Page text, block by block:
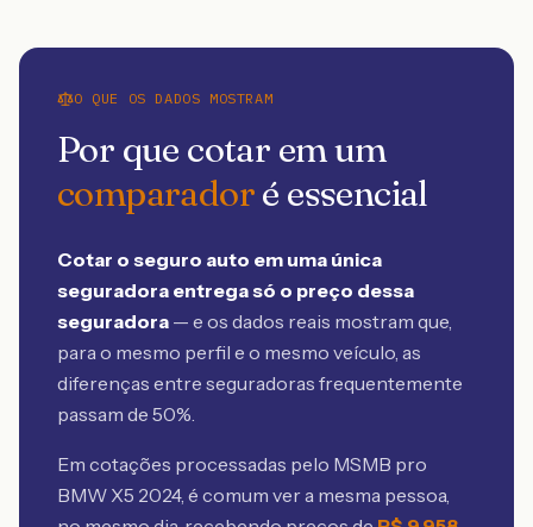
O QUE OS DADOS MOSTRAM
Por que cotar em um
comparadoré essencial
Cotar o seguro auto em uma única
seguradora entrega só o preço dessa
seguradora — e os dados reais mostram que,
para o mesmo perfil e o mesmo veículo, as
diferenças entre seguradoras frequentemente
passam de 50%.
Em cotações processadas pelo MSMB pro
BMW X5 2024, é comum ver a mesma pessoa,